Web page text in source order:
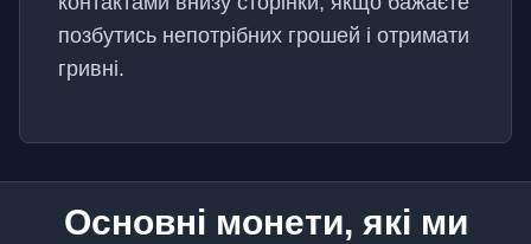
позбутись непотрібних грошей і отримати
гривні.
Основні монети, які ми